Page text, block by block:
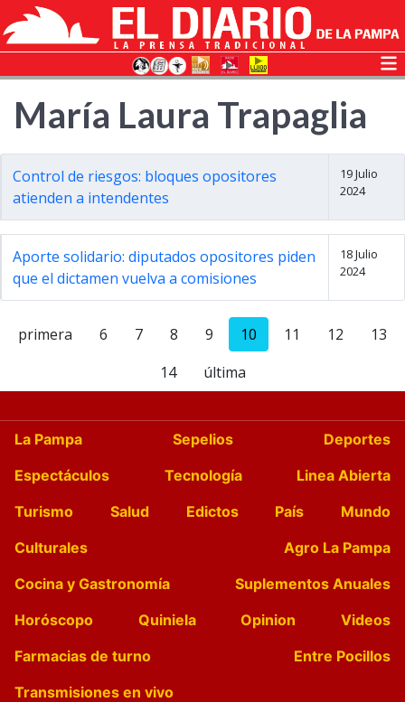
María Laura Trapaglia
Control de riesgos: bloques opositores
atienden a intendentes
19 Julio
2024
Aporte solidario: diputados opositores piden
que el dictamen vuelva a comisiones
18 Julio
2024
primera 6 7 8 9 10 11 12
13
14
última
La Pampa Sepelios
Deportes
Espectáculos
Tecnología
Linea Abierta
Turismo
Salud Edictos País
Mundo
Culturales
Agro La Pampa
Cocina y Gastronomía
Suplementos Anuales
Horóscopo
Quiniela Opinion
Videos
Farmacias de turno
Entre Pocillos
Transmisiones en vivo